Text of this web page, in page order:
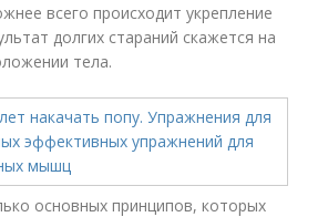
всего происходит укрепление
долгих стараний скажется на
тела.
основных принципов, которых